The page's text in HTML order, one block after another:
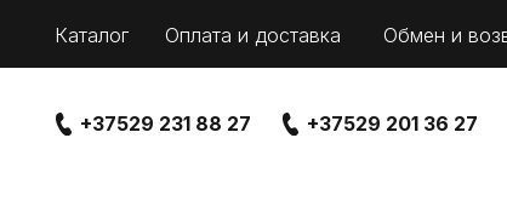
+37529 231 88 27 +37529 201 36 27
Каталог Оплата и доставка Обмен и